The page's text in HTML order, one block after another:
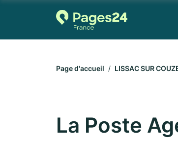
Page d'accueil LISSAC SUR
La Poste